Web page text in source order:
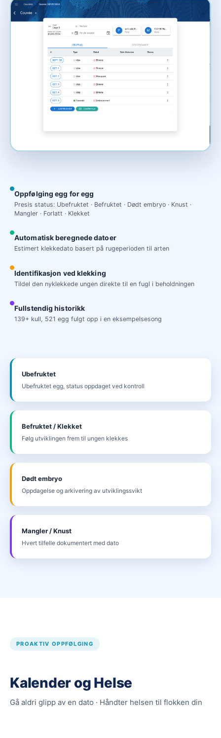
Oppfølging egg for egg
Presis status: Ubefruktet · Befruktet · Dødt embryo · Knust ·
Mangler · Forlatt · Klekket
Automatisk beregnede datoer
Estimert klekkedato basert på rugeperioden til arten
Identifikasjon ved klekking
Tildel den nyklekkede ungen direkte til en fugl i beholdningen
Fullstendig historikk
139+ kull, 521 egg fulgt opp i en eksempelsesong
Ubefruktet
Ubefruktet egg, status oppdaget ved kontroll
Befruktet / Klekket
Følg utviklingen frem til ungen klekkes
Dødt embryo
Oppdagelse og arkivering av utviklingssvikt
Mangler / Knust
Hvert tilfelle dokumentert med dato
PROAKTIV OPPFØLGING
Kalender og Helse
Gå aldri glipp av en dato · Håndter helsen til flokken din